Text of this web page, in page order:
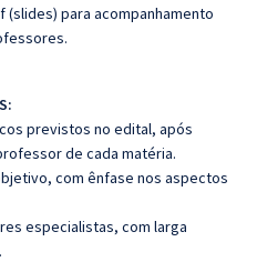
(slides) para acompanhamento
previstos no edital, após
de cada matéria.
com ênfase nos aspectos
especialistas, com larga